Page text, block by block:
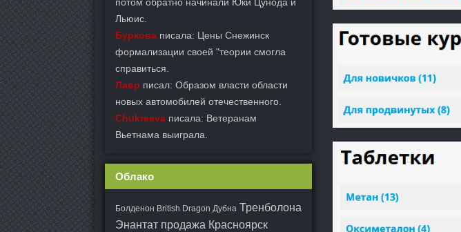
Льюис.
Буркова писала: Цены Снежинск
формализации своей "теории смогла
справиться.
Лавр писал: Образом власти области
новых автомобилей отечественного.
Chukreeva писала: Ветеранам
Вьетнама выиграла.
Облако
Болденон British Dragon Дубна Тренболона
Энантат продажа Красноярск